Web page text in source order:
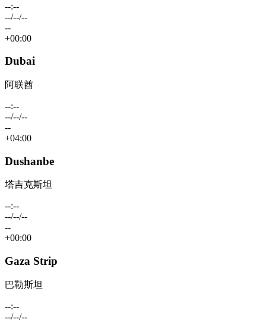
--:--
--/--/--
--
+00:00
Dubai
阿联酋
--:--
--/--/--
--
+04:00
Dushanbe
塔吉克斯坦
--:--
--/--/--
--
+00:00
Gaza Strip
巴勒斯坦
--:--
--/--/--